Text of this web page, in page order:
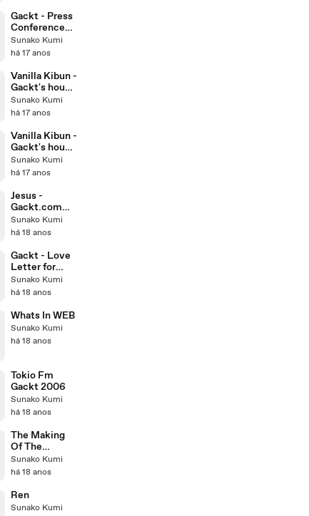
Gackt - Press
Conference
sobre
NemuriXGAC
(11.05.2009)
Sunako Kumi
há 17 anos
Vanilla Kibun -
Gackt's house
[19.11.2008
part - 1]
Sunako Kumi
há 17 anos
Vanilla Kibun -
Gackt's house
[19.11.2008
part - 2]
Sunako Kumi
há 17 anos
Jesus -
Gackt.com
[31.10.2008]
Sunako Kumi
há 18 anos
Gackt - Love
Letter for
ASIAN Dears
Sunako Kumi
há 18 anos
Whats In WEB
Sunako Kumi
há 18 anos
Tokio Fm
Gackt 2006
Sunako Kumi
há 18 anos
The Making
Of The
seventh nigth
unplugged
Sunako Kumi
há 18 anos
Ren
Sunako Kumi